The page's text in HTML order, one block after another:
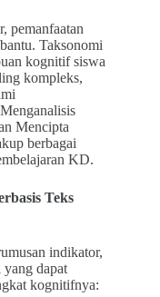
pemanfaatan
Taksonomi
kognitif siswa
kompleks,
Mencipta
berbagai
KD.
Teks
indikator,
dapat
kognitifnya: